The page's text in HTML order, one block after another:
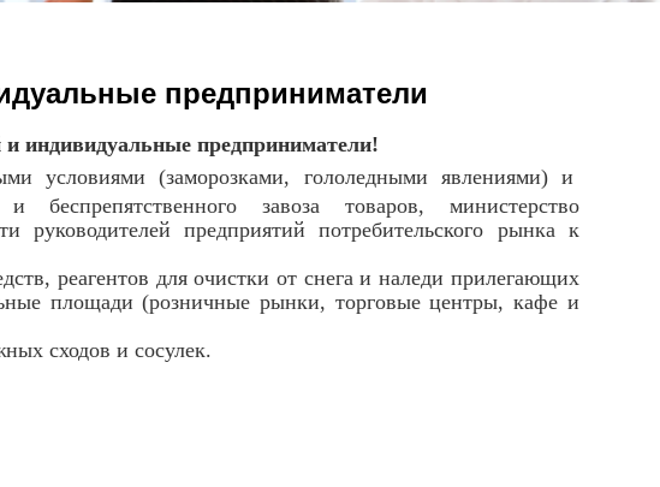
предприниматели
индивидуальные предприниматели!
условиями (заморозками, гололедными явлениями) и
беспрепятственного завоза товаров, министерство
руководителей предприятий потребительского рынка к
реагентов для очистки от снега и наледи прилегающих
площади (розничные рынки, торговые центры, кафе и
сходов и сосулек.